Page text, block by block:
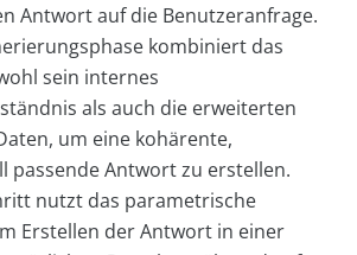
Antwort auf die Benutzeranfrage.
kombiniert das
sein internes
als auch die erweiterten
um eine kohärente,
passende Antwort zu erstellen.
nutzt das parametrische
Erstellen der Antwort in einer